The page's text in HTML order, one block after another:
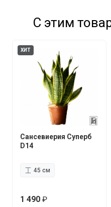
С этим
ХИТ
Сансевиерия Суперб
D14
45 см
1 490